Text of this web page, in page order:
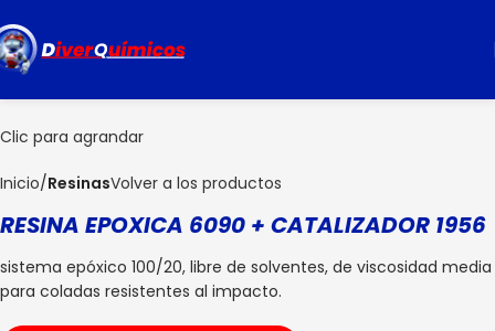
Clic para agrandar
Inicio ResinasVolver a los productos
RESINA EPOXICA 6090 + CATALIZADOR 1956
sistema epóxico 100/20, libre de solventes, de viscosidad media
para coladas resistentes al impacto.